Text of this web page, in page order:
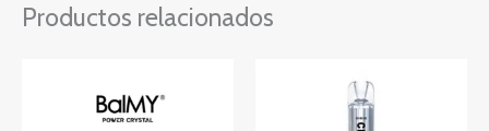
Productos relacionados